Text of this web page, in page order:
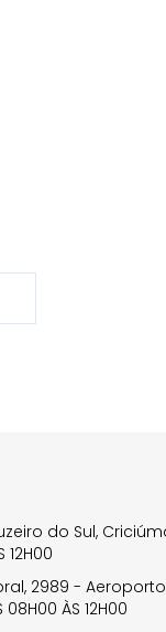
do Sul,
12H00
2989 -
08H00 ÀS 12H00